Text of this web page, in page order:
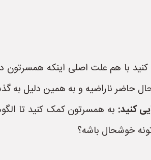
با هم علت اصلی اینکه همسرتون
حاضر ناراضیه و به همین دلیل به
کنید: به همسرتون کمک کنید تا
خوشحال باشه؟